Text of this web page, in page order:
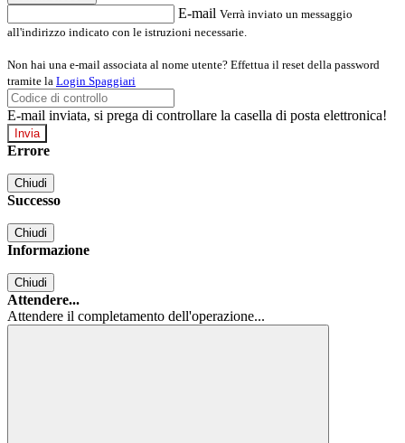
E-mail Verrà inviato un messaggio
all'indirizzo indicato con le istruzioni necessarie.
Non hai una e-mail associata al nome utente? Effettua il reset della password
tramite la Login Spaggiari
E-mail inviata, si prega di controllare la casella di posta elettronica!
Errore
Chiudi
Successo
Chiudi
Informazione
Chiudi
Attendere...
Attendere il completamento dell'operazione...